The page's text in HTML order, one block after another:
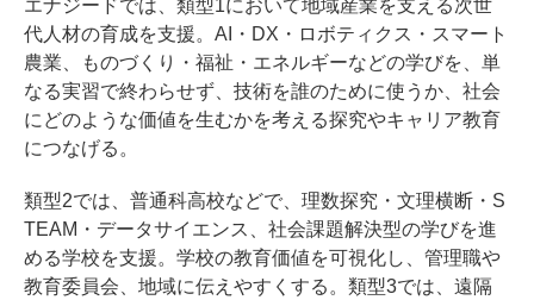
エナジードでは、類型1において地域産業を支える次世
代人材の育成を支援。AI・DX・ロボティクス・スマート
農業、ものづくり・福祉・エネルギーなどの学びを、単
なる実習で終わらせず、技術を誰のために使うか、社会
にどのような価値を生むかを考える探究やキャリア教育
につなげる。
類型2では、普通科高校などで、理数探究・文理横断・S
TEAM・データサイエンス、社会課題解決型の学びを進
める学校を支援。学校の教育価値を可視化し、管理職や
教育委員会、地域に伝えやすくする。類型3では、遠隔